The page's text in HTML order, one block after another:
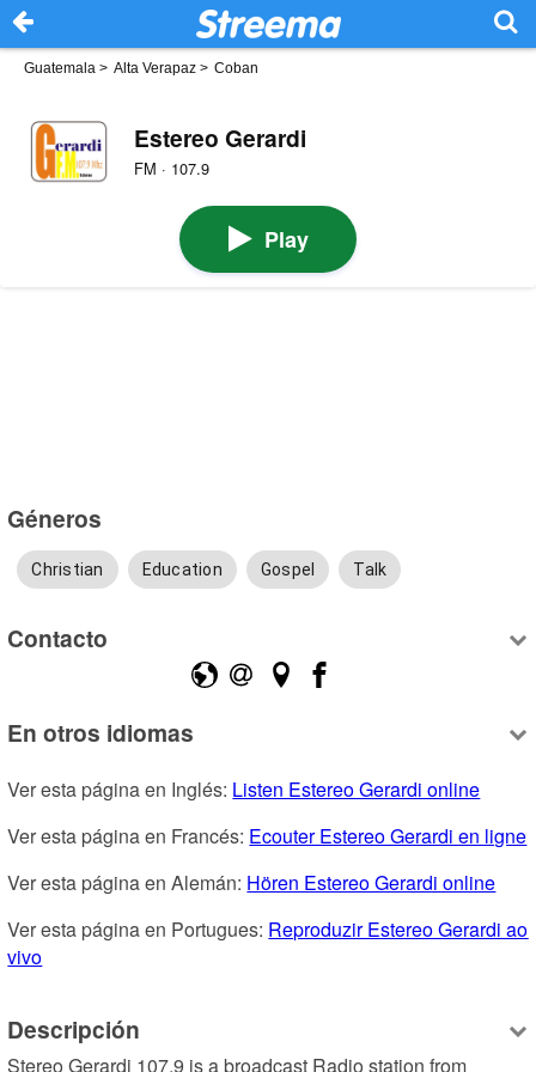
Guatemala > Alta Verapaz > Coban
Estereo Gerardi
FM · 107.9
Play
Géneros
Christian Education Gospel Talk
Contacto
En otros idiomas
Ver esta página en Inglés: Listen Estereo Gerardi online
Ver esta página en Francés: Ecouter Estereo Gerardi en ligne
Ver esta página en Alemán: Hören Estereo Gerardi online
Ver esta página en Portugues: Reproduzir Estereo Gerardi ao
vivo
Descripción
Stereo Gerardi 107.9 is a broadcast Radio station from